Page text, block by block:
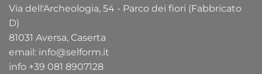
Via dell'Archeologia, 54 - Parco dei fiori (Fabbricato
D)
81031 Aversa, Caserta
email: info@selform.it
info +39 081 8907128